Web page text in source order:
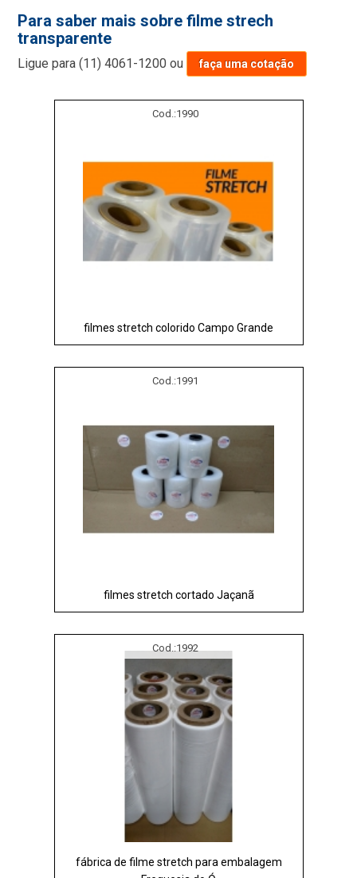
Para saber mais sobre filme strech
transparente
Ligue para(11) 4061-1200 ou faça uma cotação
Cod.:1990
filmes stretch colorido Campo Grande
Cod.:1991
filmes stretch cortado Jaçanã
Cod.:1992
fábrica de filme stretch para embalagem